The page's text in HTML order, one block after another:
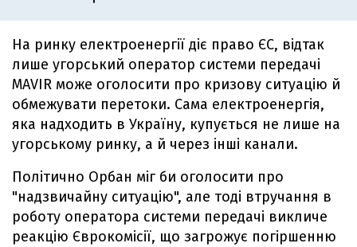
На ринку електроенергії діє право ЄС, відтак
лише угорський оператор системи передачі
MAVIR може оголосити про кризову ситуацію й
обмежувати перетоки. Сама електроенергія,
яка надходить в Україну, купується не лише на
угорському ринку, а й через інші канали.
Політично Орбан міг би оголосити про
"надзвичайну ситуацію", але тоді втручання в
роботу оператора системи передачі викличе
реакцію Єврокомісії, що загрожує погіршенню